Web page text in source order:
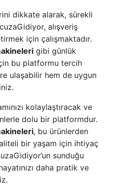
dikkate alarak, sürekli
alışveriş
için çalışmaktadır.
gibi günlük
bu platformu tercih
ulaşabilir hem de uygun
kolaylaştıracak ve
dolu bir platformdur.
, bu ürünlerden
bir yaşam için ihtiyaç
sunduğu
daha pratik ve